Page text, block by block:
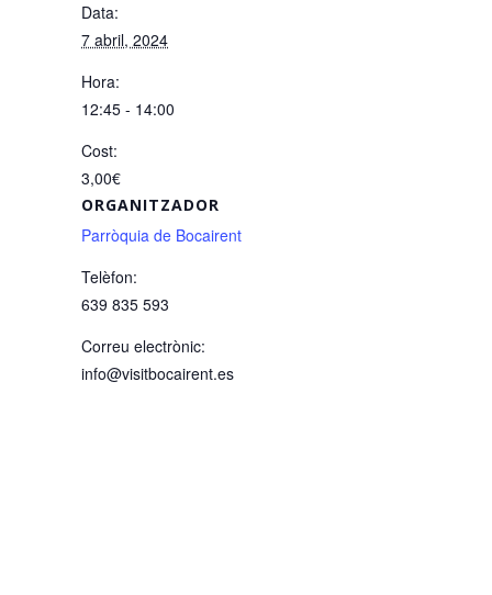
Data:
7 abril, 2024
Hora:
12:45 - 14:00
Cost:
3,00€
ORGANITZADOR
Parròquia de Bocairent
Telèfon:
639 835 593
Correu electrònic:
info@visitbocairent.es